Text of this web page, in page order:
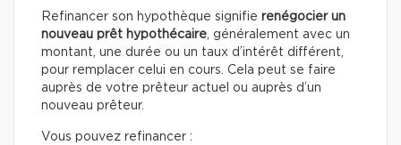
Refinancer son hypothèque signifie renégocier un
nouveau prêt hypothécaire, généralement avec un
montant, une durée ou un taux d’intérêt différent,
pour remplacer celui en cours. Cela peut se faire
auprès de votre prêteur actuel ou auprès d’un
nouveau prêteur.
Vous pouvez refinancer :